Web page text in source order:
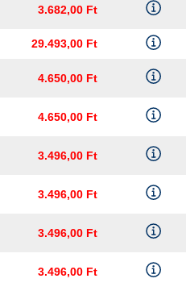
3.682,00 Ft
29.493,00 Ft
4.650,00 Ft
4.650,00 Ft
3.496,00 Ft
3.496,00 Ft
3.496,00 Ft
3.496,00 Ft